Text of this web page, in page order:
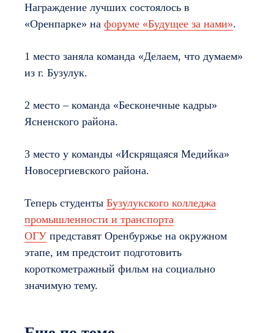
Награждение лучших состоялось в
«Оренпарке» на форуме «Будущее за нами».
1 место заняла команда «Делаем, что думаем»
из г. Бузулук.
2 место – команда «Бесконечные кадры»
Ясненского района.
3 место у команды «Искрящаяся Медийка»
Новосергиевского района.
Теперь студенты Бузулукского колледжа
промышленности и транспорта
ОГУ представят Оренбуржье на окружном
этапе, им предстоит подготовить
короткометражный фильм на социально
значимую тему.